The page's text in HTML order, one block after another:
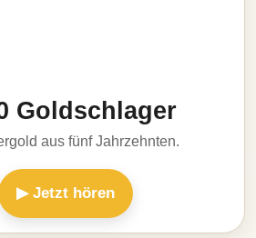
Goldschlager
aus fünf Jahrzehnten.
▶ Jetzt hören